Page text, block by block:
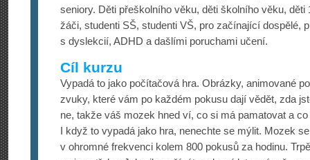
seniory. Děti přeškolního věku, děti školního věku, děti
žáči, studenti SŠ, studenti VŠ, pro začínající dospělé,
s dyslekcií, ADHD a dašlími poruchami učení.
Cíl kurzu
Vypadá to jako počítačová hra. Obrázky, animované
zvuky, které vám po každém pokusu dají vědět, zda
ne, takže váš mozek hned ví, co si má pamatovat a co
I když to vypadá jako hra, nenechte se mýlit. Mozek
v ohromné frekvenci kolem 800 pokusů za hodinu.